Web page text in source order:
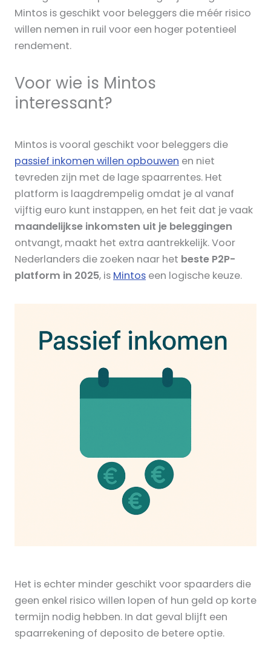
Mintos is geschikt voor beleggers die méér risico
willen nemen in ruil voor een hoger potentieel
rendement.
Voor wie is Mintos
interessant?
Mintos is vooral geschikt voor beleggers die
passief inkomen willen opbouwen en niet
tevreden zijn met de lage spaarrentes. Het
platform is laagdrempelig omdat je al vanaf
vijftig euro kunt instappen, en het feit dat je vaak
maandelijkse inkomsten uit je beleggingen
ontvangt, maakt het extra aantrekkelijk. Voor
Nederlanders die zoeken naar het beste P2P-
platform in 2025, is Mintos een logische keuze.
Het is echter minder geschikt voor spaarders die
geen enkel risico willen lopen of hun geld op korte
termijn nodig hebben. In dat geval blijft een
spaarrekening of deposito de betere optie.